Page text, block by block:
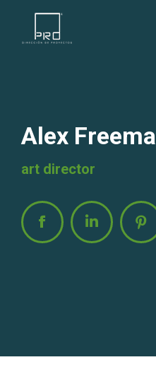
Alex
art director
FacebookLinkedin